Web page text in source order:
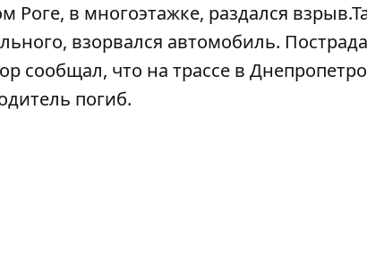
Роге, в многоэтажке, раздался взрыв
взорвался автомобиль.
сообщал, что на трассе в
погиб.